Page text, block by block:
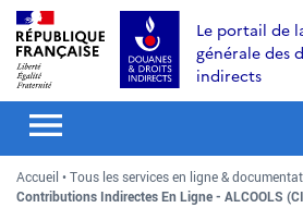
Aller
au
contenu
Aller
recherche
Aller
au
menu
Le portail de
générale des
indirects
Accueil
Tous les services en ligne &
Contributions Indirectes En Ligne - ALCOOLS